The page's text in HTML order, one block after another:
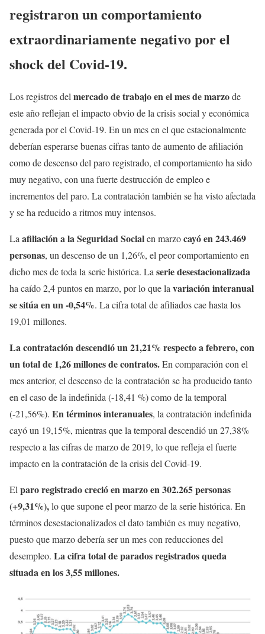
registraron un comportamiento
extraordinariamente negativo por el
shock del Covid-19.
Los registros del mercado de trabajo en el mes de marzode
este año reflejan el impacto obvio de la crisis social y económica
generada por el Covid-19. En un mes en el que estacionalmente
deberían esperarse buenas cifras tanto de aumento de afiliación
como de descenso del paro registrado, el comportamiento ha sido
muy negativo, con una fuerte destrucción de empleo e
incrementos del paro. La contratación también se ha visto afectada
y se ha reducido a ritmos muy intensos.
La afiliación a la Seguridad Socialen marzocayó en 243.469
personas, un descenso de un 1,26%, el peor comportamiento en
dicho mes de toda la serie histórica. La serie desestacionalizada
ha caído 2,4 puntos en marzo, por lo que la variación interanual
se sitúa en un -0,54%. La cifra total de afiliados cae hasta los
19,01 millones.
La contratación descendió un 21,21% respecto a febrero, con
un total de 1,26 millones de contratos.En comparación con el
mes anterior, el descenso de la contratación se ha producido tanto
en el caso de la indefinida (-18,41 %) como de la temporal
(-21,56%). En términos interanuales, la contratación indefinida
cayó un 19,15%, mientras que la temporal descendió un 27,38%
respecto a las cifras de marzo de 2019, lo que refleja el fuerte
impacto en la contratación de la crisis del Covid-19.
El paro registrado creció en marzo en 302.265 personas
(+9,31%),lo que supone el peor marzo de la serie histórica. En
términos desestacionalizados el dato también es muy negativo,
puesto que marzo debería ser un mes con reducciones del
desempleo. La cifra total de parados registrados queda
situada en los 3,55 millones.